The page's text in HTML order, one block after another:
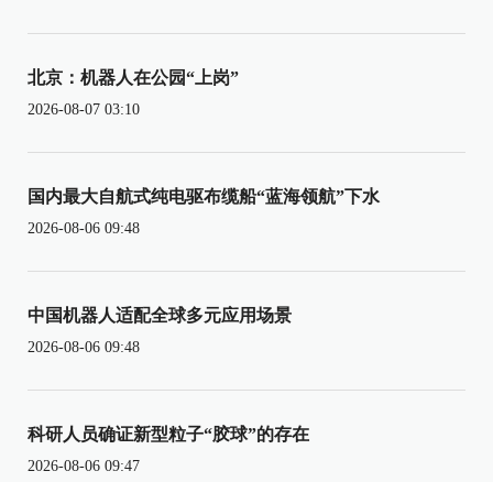
北京：机器人在公园“上岗”
2026-08-07 03:10
国内最大自航式纯电驱布缆船“蓝海领航”下水
2026-08-06 09:48
中国机器人适配全球多元应用场景
2026-08-06 09:48
科研人员确证新型粒子“胶球”的存在
2026-08-06 09:47